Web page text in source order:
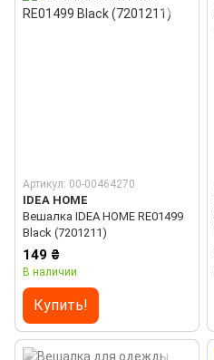
Артикул: 00-00464270
IDEA HOME
Вешалка IDEA HOME RE01499
Black (7201211)
149 ₴
В наличии
Купить!